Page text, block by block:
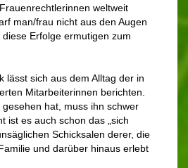
weltweit
man/frau nicht aus den Augen
Erfolge ermutigen zum
lässt sich aus dem Alltag der in
Mitarbeiterinnen berichten.
hat, muss ihn schwer
ist es auch schon das „sich
Schicksalen derer, die
und darüber hinaus erlebt